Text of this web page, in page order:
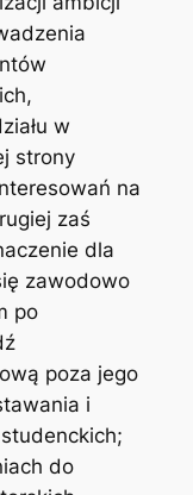
w
strony
na
zaś
dla
zawodowo
po
poza jego
i
do